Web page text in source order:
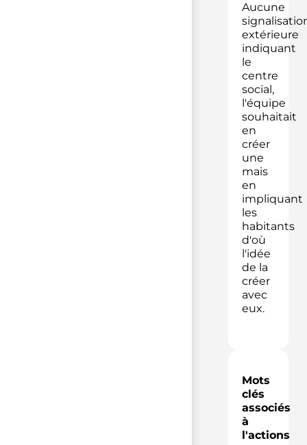
Aucune
extérieure
indiquant
le
centre
social,
l'équipe
souhaitait
en
créer
une
mais
en
impliquant
les
habitants
d'où
l'idée
de la
créer
avec
eux.
Mots
clés
associés
à
l'actions